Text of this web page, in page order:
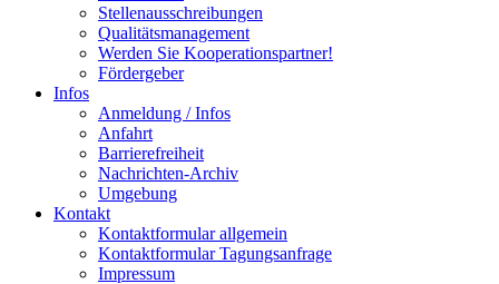
Stellenausschreibungen
Qualitätsmanagement
Werden Sie Kooperationspartner!
Fördergeber
Infos
Anmeldung / Infos
Anfahrt
Barrierefreiheit
Nachrichten-Archiv
Umgebung
Kontakt
Kontaktformular allgemein
Kontaktformular Tagungsanfrage
Impressum